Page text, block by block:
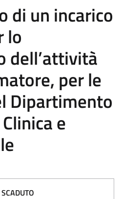
di un incarico
lo
dell’attività
per le
Dipartimento
e